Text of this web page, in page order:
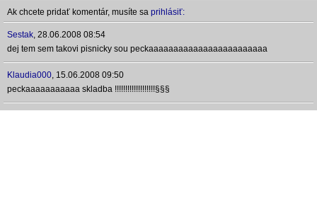
Ak chcete pridať komentár, musíte sa prihlásiť:
Sestak, 28.06.2008 08:54
dej tem sem takovi pisnicky sou peckaaaaaaaaaaaaaaaaaaaaaaaa
Klaudia000, 15.06.2008 09:50
peckaaaaaaaaaaa skladba !!!!!!!!!!!!!!!!!!!§§§